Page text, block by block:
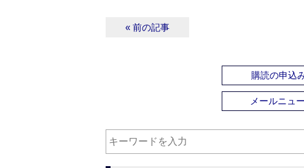
« 前の記事
購読の申込
メールニュ